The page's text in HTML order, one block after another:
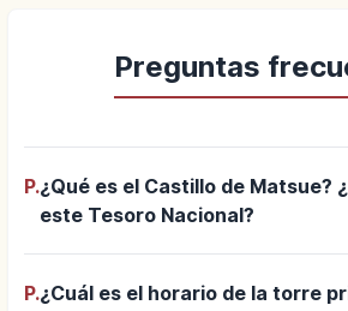
Preguntas
P.¿Qué es el Castillo de Matsue?
este Tesoro Nacional?
P.¿Cuál es el horario de la torre